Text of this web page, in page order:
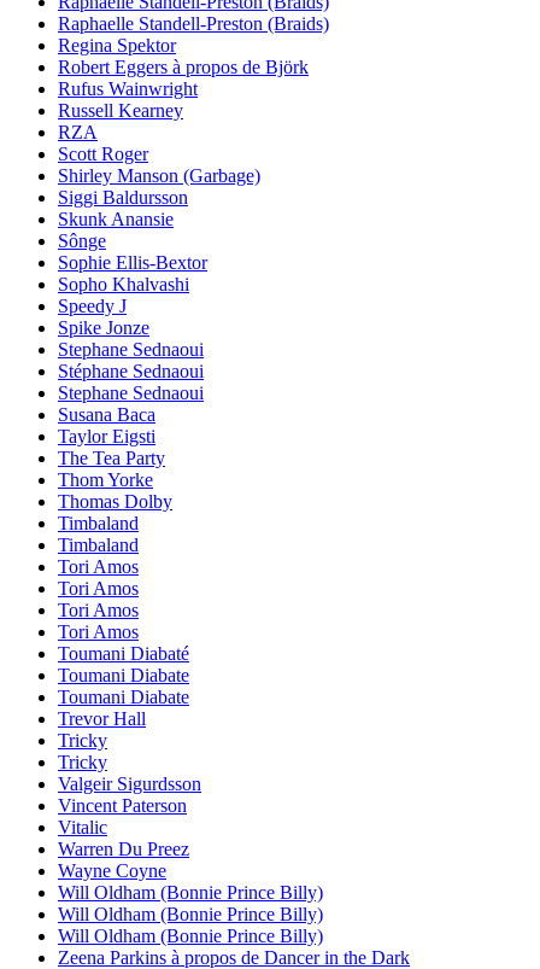
Raphaelle Standell-Preston (Braids)
Regina Spektor
Robert Eggers à propos de Björk
Rufus Wainwright
Russell Kearney
RZA
Scott Roger
Shirley Manson (Garbage)
Siggi Baldursson
Skunk Anansie
Sônge
Sophie Ellis-Bextor
Sopho Khalvashi
Speedy J
Spike Jonze
Stephane Sednaoui
Stéphane Sednaoui
Stephane Sednaoui
Susana Baca
Taylor Eigsti
The Tea Party
Thom Yorke
Thomas Dolby
Timbaland
Timbaland
Tori Amos
Tori Amos
Tori Amos
Tori Amos
Toumani Diabaté
Toumani Diabate
Toumani Diabate
Trevor Hall
Tricky
Tricky
Valgeir Sigurdsson
Vincent Paterson
Vitalic
Warren Du Preez
Wayne Coyne
Will Oldham (Bonnie Prince Billy)
Will Oldham (Bonnie Prince Billy)
Will Oldham (Bonnie Prince Billy)
Zeena Parkins à propos de Dancer in the Dark